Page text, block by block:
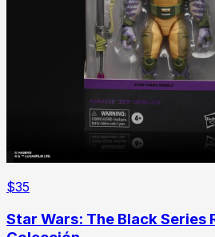
$35
Star Wars: The Black Series